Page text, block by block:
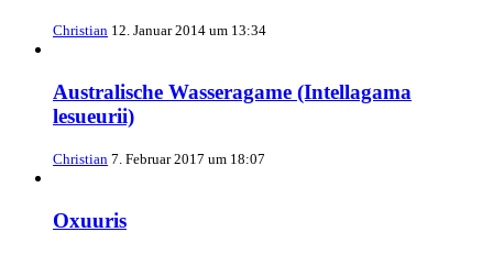
Christian 12. Januar 2014 um 13:34
Australische Wasseragame (Intellagama
lesueurii)
Christian 7. Februar 2017 um 18:07
Oxuuris